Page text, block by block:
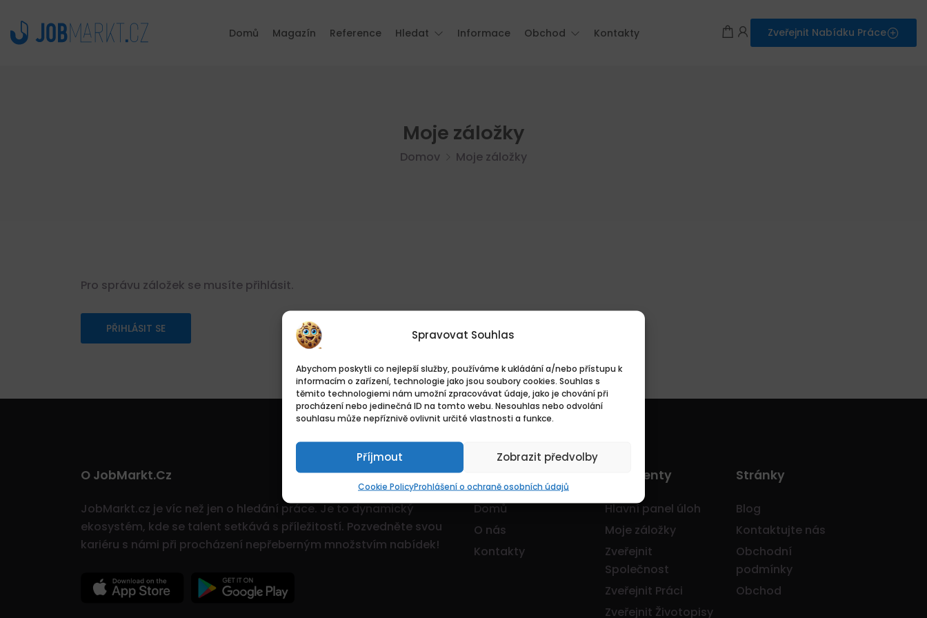
Spravovat Souhlas
Abychom poskytli co nejlepší služby, používáme k ukládání a/nebo přístupu k
informacím o zařízení, technologie jako jsou soubory cookies. Souhlas s
těmito technologiemi nám umožní zpracovávat údaje, jako je chování při
procházení nebo jedinečná ID na tomto webu. Nesouhlas nebo odvolání
souhlasu může nepříznivě ovlivnit určité vlastnosti a funkce.
Příjmout Zobrazit předvolby
Cookie PolicyProhlášení o ochraně osobních údajů
Domů Magazín Reference Hledat Informace Obchod Kontakty Zveřejnit Nabídku Práce
Moje záložky
Domov Moje záložky
Pro správu záložek se musíte přihlásit.
PŘIHLÁSIT SE
O JobMarkt.cz
JobMarkt.cz je víc než jen o hledání práce. Je to dynamický
ekosystém, kde se talent setkává s příležitostí. Pozvedněte svou
kariéru s námi při procházení nepřeberným množstvím nabídek!
Domů
O nás
Kontakty
Pro Klienty
Hlavní panel úloh
Moje záložky
Zveřejnit
Společnost
Zveřejnit Práci
Zveřejnit Životopisy
Stránky
Blog
Kontaktujte nás
Obchodní
podmínky
Obchod